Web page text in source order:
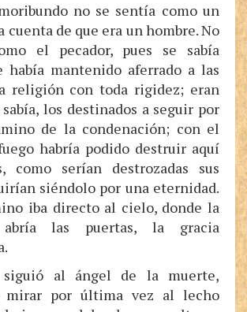
no se sentía como un
cuenta de que era un hombre. No
el pecador, pues se sabía
había mantenido aferrado a las
religión con toda rigidez; eran
los destinados a seguir por
de la condenación; con el
habría podido destruir aquí
como serían destrozadas sus
siéndolo por una eternidad.
iba directo al cielo, donde la
las puertas, la gracia
al ángel de la muerte,
mirar por última vez al lecho